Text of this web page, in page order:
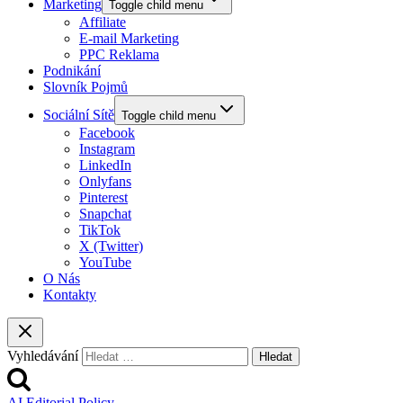
Marketing Toggle child menu
Affiliate
E-mail Marketing
PPC Reklama
Podnikání
Slovník Pojmů
Sociální Sítě Toggle child menu
Facebook
Instagram
LinkedIn
Onlyfans
Pinterest
Snapchat
TikTok
X (Twitter)
YouTube
O Nás
Kontakty
Vyhledávání